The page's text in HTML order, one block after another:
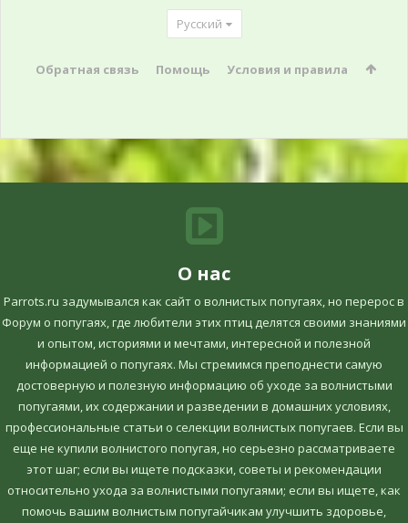
Русский
Обратная связь Помощь Условия и правила
О нас
Parrots.ru задумывался как сайт о волнистых попугаях, но перерос в
Форум о попугаях, где любители этих птиц делятся своими знаниями
и опытом, историями и мечтами, интересной и полезной
информацией о попугаях. Мы стремимся преподнести самую
достоверную и полезную информацию об уходе за волнистыми
попугаями, их содержании и разведении в домашних условиях,
профессиональные статьи о селекции волнистых попугаев. Если вы
еще не купили волнистого попугая, но серьезно рассматриваете
этот шаг; если вы ищете подсказки, советы и рекомендации
относительно ухода за волнистыми попугаями; если вы ищете, как
помочь вашим волнистым попугайчикам улучшить здоровье,